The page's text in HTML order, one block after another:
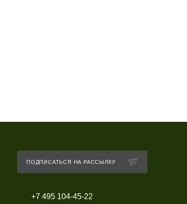
ПОДПИСАТЬСЯ НА РАССЫЛКУ
+7 495 104-45-22